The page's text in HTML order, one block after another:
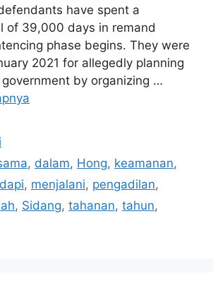
have spent a
of 39,000 days in remand
phase begins. They were
2021 for allegedly planning
by organizing …
, dalam, Hong, keamanan,
, menjalani, pengadilan,
, Sidang, tahanan, tahun,